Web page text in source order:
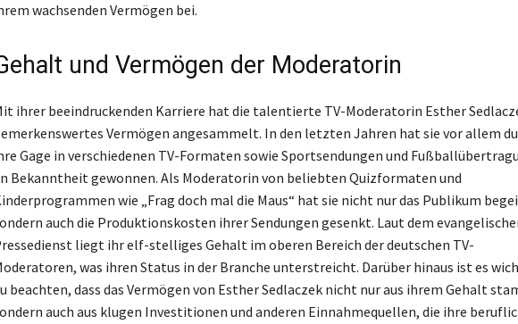
wachsenden Vermögen bei.
und Vermögen der Moderatorin
ihrer beeindruckenden Karriere hat die talentierte TV-Moderatorin Esther
Vermögen angesammelt. In den letzten Jahren hat sie vor allem
Gage in verschiedenen TV-Formaten sowie Sportsendungen und
Bekanntheit gewonnen. Als Moderatorin von beliebten Quizformaten und
wie „Frag doch mal die Maus“ hat sie nicht nur das Publikum
auch die Produktionskosten ihrer Sendungen gesenkt. Laut dem
liegt ihr elf-stelliges Gehalt im oberen Bereich der deutschen TV-
was ihren Status in der Branche unterstreicht. Darüber hinaus ist es
beachten, dass das Vermögen von Esther Sedlaczek nicht nur aus ihrem Gehalt
auch aus klugen Investitionen und anderen Einnahmequellen, die ihre